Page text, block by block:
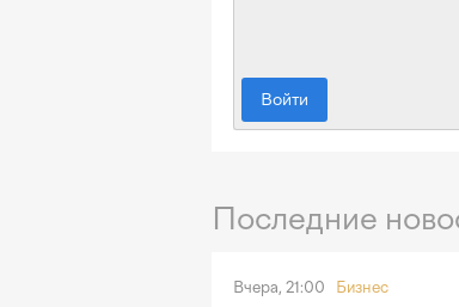
Войти
Последние
Вчера, 21:00 Бизнес